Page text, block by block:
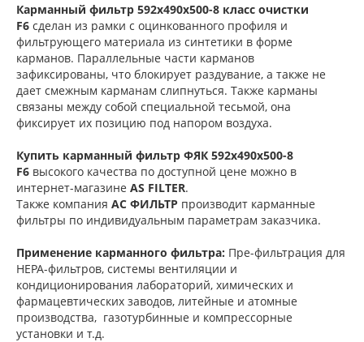
Карманный фильтр 592х490х500-8 класс очистки
F6 сделан из рамки с оцинкованного профиля и
фильтрующего материала из синтетики в форме
карманов. Параллельные части карманов
зафиксированы, что блокирует раздувание, а также не
дает смежным карманам слипнуться. Также карманы
связаны между собой специальной тесьмой, она
фиксирует их позицию под напором воздуха.
Купить карманный фильтр ФЯК 592х490х500-8
F6 высокого качества по доступной цене можно в
интернет-магазине AS FILTER.
Также компания АС ФИЛЬТР производит карманные
фильтры по индивидуальным параметрам заказчика.
Применение карманного фильтра: Пре-фильтрация для
НЕРА-фильтров, системы вентиляции и
кондиционирования лабораторий, химических и
фармацевтических заводов, литейные и атомные
производства, газотурбинные и компрессорные
установки и т.д.